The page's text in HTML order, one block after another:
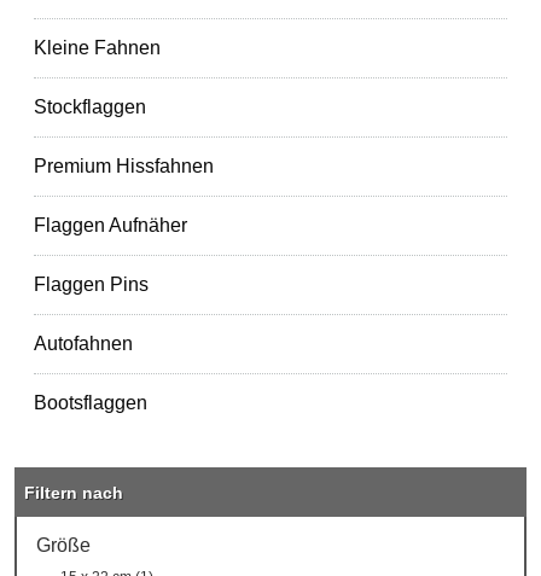
Kleine Fahnen
Stockflaggen
Premium Hissfahnen
Flaggen Aufnäher
Flaggen Pins
Autofahnen
Bootsflaggen
Filtern nach
Größe